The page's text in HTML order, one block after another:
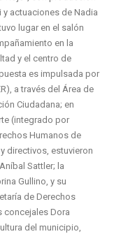
y actuaciones de Nadia
lugar en el salón
en la
y el centro de
es impulsada por
a través del Área de
Ciudadana; en
(integrado por
Humanos de
directivos, estuvieron
Sattler; la
Gullino, y su
de Derechos
concejales Dora
del municipio,